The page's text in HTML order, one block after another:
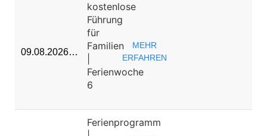
09.08.2026…
kostenlose
Führung
für
Familien
Ferienwoche
6
MEHR
ERFAHREN
Ferienprogramm